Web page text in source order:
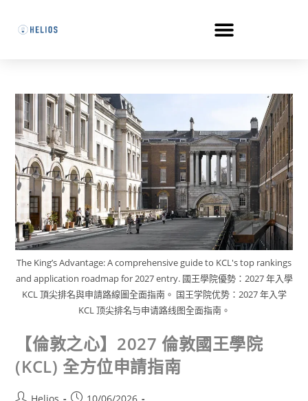
The King’s Advantage: A comprehensive guide to KCL's top rankings
and application roadmap for 2027 entry. 國王學院優勢：2027 年入學
KCL 頂尖排名與申請路線圖全面指南。 国王学院优势：2027 年入学
KCL 顶尖排名与申请路线图全面指南。
【倫敦之心】2027 倫敦國王學院
(KCL) 全方位申請指南